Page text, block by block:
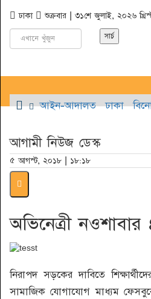
ঢাকা
শুক্রবার | ৩১শে জুলাই, ২০২৬
আইন-আদালত ঢাকা
আগামী নিউজ ডেস্ক
৫ আগস্ট, ২০১৮ | ১৮:১৮
অভিনেত্রী নওশাবার
নিরাপদ সড়কের দাবিতে
সামাজিক যোগাযোগ মাধ্যম